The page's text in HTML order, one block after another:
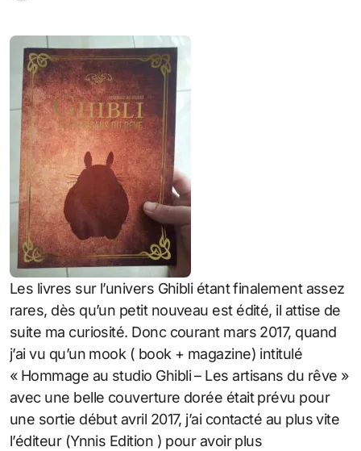
Les livres sur l’univers Ghibli étant finalement assez
rares, dès qu’un petit nouveau est édité, il attise de
suite ma curiosité. Donc courant mars 2017, quand
j’ai vu qu’un mook ( book + magazine) intitulé
« Hommage au studio Ghibli – Les artisans du rêve »
avec une belle couverture dorée était prévu pour
une sortie début avril 2017, j’ai contacté au plus vite
l’éditeur (Ynnis Edition ) pour avoir plus